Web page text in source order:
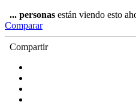
... personas están viendo esto
Comparar
Compartir